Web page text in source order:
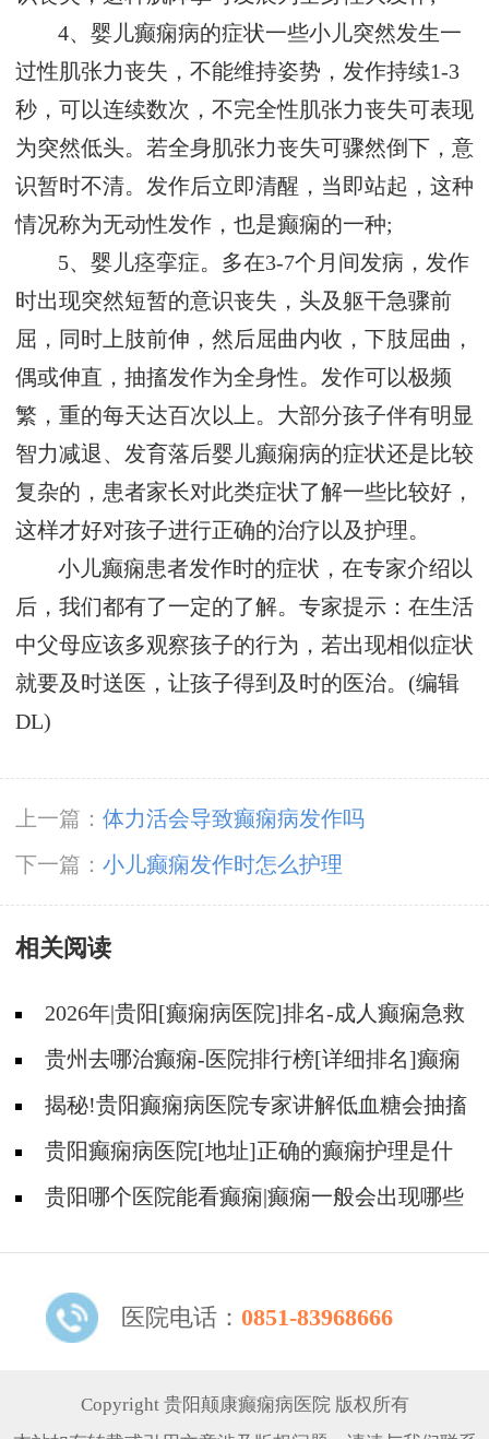
4、婴儿癫痫病的症状一些小儿突然发生一
过性肌张力丧失，不能维持姿势，发作持续1-3
秒，可以连续数次，不完全性肌张力丧失可表现
为突然低头。若全身肌张力丧失可骤然倒下，意
识暂时不清。发作后立即清醒，当即站起，这种
情况称为无动性发作，也是癫痫的一种;
5、婴儿痉挛症。多在3-7个月间发病，发作
时出现突然短暂的意识丧失，头及躯干急骤前
屈，同时上肢前伸，然后屈曲内收，下肢屈曲，
偶或伸直，抽搐发作为全身性。发作可以极频
繁，重的每天达百次以上。大部分孩子伴有明显
智力减退、发育落后婴儿癫痫病的症状还是比较
复杂的，患者家长对此类症状了解一些比较好，
这样才好对孩子进行正确的治疗以及护理。
小儿癫痫患者发作时的症状，在专家介绍以
后，我们都有了一定的了解。专家提示：在生活
中父母应该多观察孩子的行为，若出现相似症状
就要及时送医，让孩子得到及时的医治。(编辑
DL)
上一篇： 体力活会导致癫痫病发作吗
下一篇： 小儿癫痫发作时怎么护理
相关阅读
2026年|贵阳[癫痫病医院]排名-成人癫痫急救
措施护理
贵州去哪治癫痫-医院排行榜[详细排名]癫痫
病人可以吃什么食物?
揭秘!贵阳癫痫病医院专家讲解低血糖会抽搐
吗?贵阳癫痫病医院[地址]正确的癫痫护理是什
么?贵阳哪个医院能看癫痫|癫痫一般会出现哪些
医院电话： 0851-83968666
Copyright 贵阳颠康癫痫病医院 版权所有